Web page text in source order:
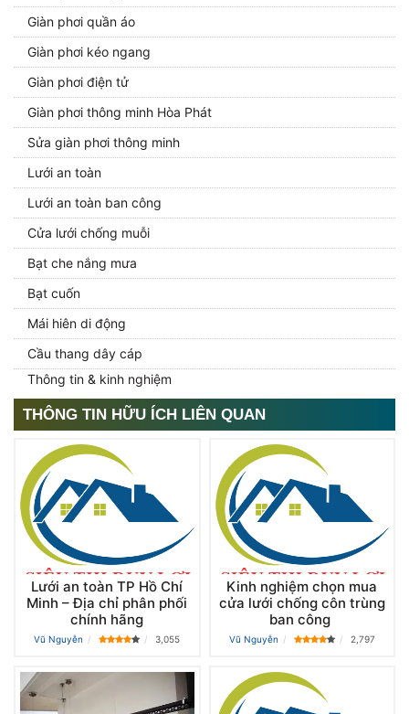
Giàn phơi quần áo
Giàn phơi kéo ngang
Giàn phơi điện tử
Giàn phơi thông minh Hòa Phát
Sửa giàn phơi thông minh
Lưới an toàn
Lưới an toàn ban công
Cửa lưới chống muỗi
Bạt che nắng mưa
Bạt cuốn
Mái hiên di động
Cầu thang dây cáp
Thông tin & kinh nghiệm
THÔNG TIN HỮU ÍCH LIÊN QUAN
Lưới an toàn TP Hồ Chí
Minh – Địa chỉ phân phối
chính hãng
Vũ Nguyễn 3,055
Kinh nghiệm chọn mua
cửa lưới chống côn trùng
ban công
Vũ Nguyễn 2,797